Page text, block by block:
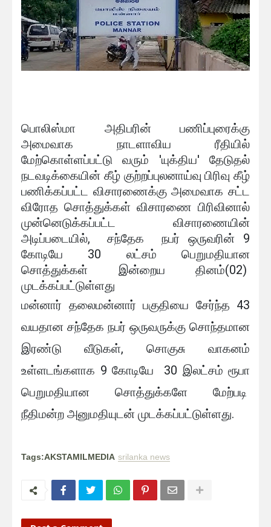
பொலிஸ்மா அதிபரின் பணிப்புரைக்கு
அமைவாக நாடளாவிய ரீதியில்
மேற்கொள்ளப்பட்டு வரும் 'யுக்திய' தேடுதல்
நடவடிக்கையின் கீழ் குற்றப்புலனாய்வு பிரிவு கீழ்
பணிக்கப்பட்ட விசாரணைக்கு அமைவாக சட்ட
விரோத சொத்துக்கள் விசாரணை பிரிவினால்
முன்னெடுக்கப்பட்ட விசாரணையின்
அடிப்படையில், சந்தேக நபர் ஒருவரின் 9
கோடியே 30 லட்சம் பெறுமதியான
சொத்துக்கள் இன்றைய தினம்(02)
முடக்கப்பட்டுள்ளது
மன்னார் தலைமன்னார் பகுதியை சேர்ந்த 43
வயதான சந்தேக நபர் ஒருவருக்கு சொந்தமான
இரண்டு வீடுகள், சொகுசு வாகனம்
உள்ளடங்களாக 9 கோடியே 30 இலட்சம் ரூபா
பெறுமதியான சொத்துக்களே மேற்படி
நீதிமன்ற அனுமதியுடன் முடக்கப்பட்டுள்ளது.
Tags:AKSTAMILMEDIA srilanka news